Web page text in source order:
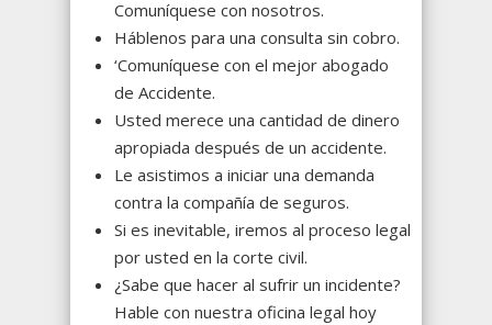
Comuníquese con nosotros.
Háblenos para una consulta sin cobro.
‘Comuníquese con el mejor abogado
de Accidente.
Usted merece una cantidad de dinero
apropiada después de un accidente.
Le asistimos a iniciar una demanda
contra la compañía de seguros.
Si es inevitable, iremos al proceso legal
por usted en la corte civil.
¿Sabe que hacer al sufrir un incidente?
Hable con nuestra oficina legal hoy